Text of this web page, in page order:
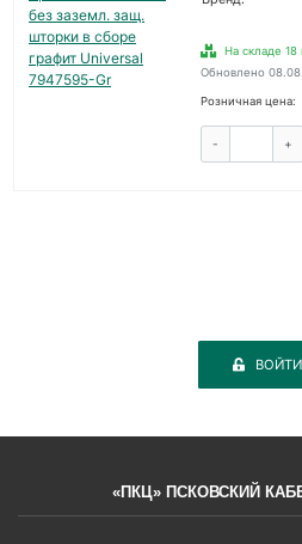
На складе 18
Обновлено
Розничная цена:
- +
ВОЙТИ
«ПКЦ» ПСКОВСКИЙ